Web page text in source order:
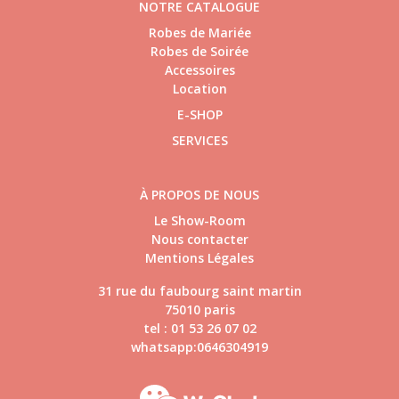
NOTRE CATALOGUE
Robes de Mariée
Robes de Soirée
Accessoires
Location
E-SHOP
SERVICES
À PROPOS DE NOUS
Le Show-Room
Nous contacter
Mentions Légales
31 rue du faubourg saint martin
75010 paris
tel : 01 53 26 07 02
whatsapp:0646304919